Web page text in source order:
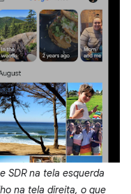
SDR na tela esquerda
na tela direita, o que